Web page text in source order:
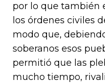
por lo que también
los órdenes civiles
modo que,
soberanos esos
permitió que las
mucho tiempo,